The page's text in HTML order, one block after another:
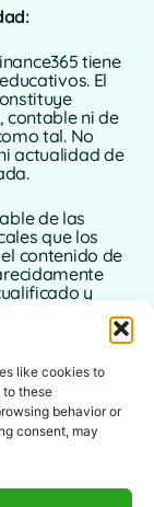
like cookies to
to these
behavior or
consent, may
tiene
El
contable ni de
tal. No
actualidad de
de las
que los
contenido de
y
finanzas
plena de
autores o
por
que